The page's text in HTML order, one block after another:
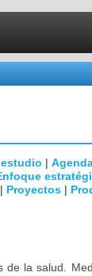
|
| Proyectos |
de la salud.